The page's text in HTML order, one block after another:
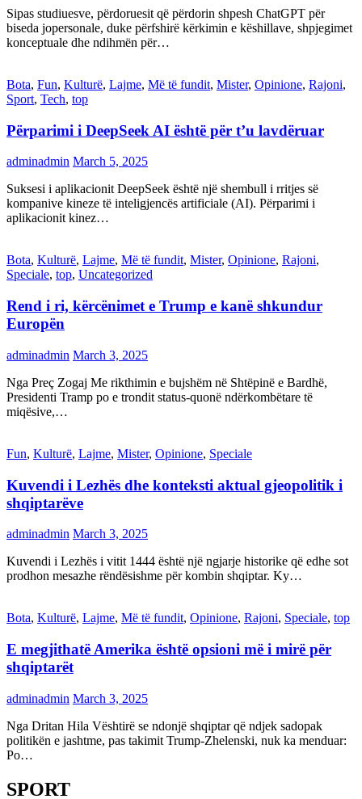
Sipas studiuesve, përdoruesit që përdorin shpesh ChatGPT për
biseda jopersonale, duke përfshirë kërkimin e këshillave, shpjegimet
konceptuale dhe ndihmën për…
Bota, Fun, Kulturë, Lajme, Më të fundit, Mister, Opinione, Rajoni,
Sport, Tech, top
Përparimi i DeepSeek AI është për t’u lavdëruar
adminadmin March 5, 2025
Suksesi i aplikacionit DeepSeek është një shembull i rritjes së
kompanive kineze të inteligjencës artificiale (AI). Përparimi i
aplikacionit kinez…
Bota, Kulturë, Lajme, Më të fundit, Mister, Opinione, Rajoni,
Speciale, top, Uncategorized
Rend i ri, kërcënimet e Trump e kanë shkundur
Europën
adminadmin March 3, 2025
Nga Preç Zogaj Me rikthimin e bujshëm në Shtëpinë e Bardhë,
Presidenti Tramp po e trondit status-quonë ndërkombëtare të
miqësive,…
Fun, Kulturë, Lajme, Mister, Opinione, Speciale
Kuvendi i Lezhës dhe konteksti aktual gjeopolitik i
shqiptarëve
adminadmin March 3, 2025
Kuvendi i Lezhës i vitit 1444 është një ngjarje historike që edhe sot
prodhon mesazhe rëndësishme për kombin shqiptar. Ky…
Bota, Kulturë, Lajme, Më të fundit, Opinione, Rajoni, Speciale, top
E megjithatë Amerika është opsioni më i mirë për
shqiptarët
adminadmin March 3, 2025
Nga Dritan Hila Vështirë se ndonjë shqiptar që ndjek sadopak
politikën e jashtme, pas takimit Trump-Zhelenski, nuk ka menduar:
Po…
SPORT